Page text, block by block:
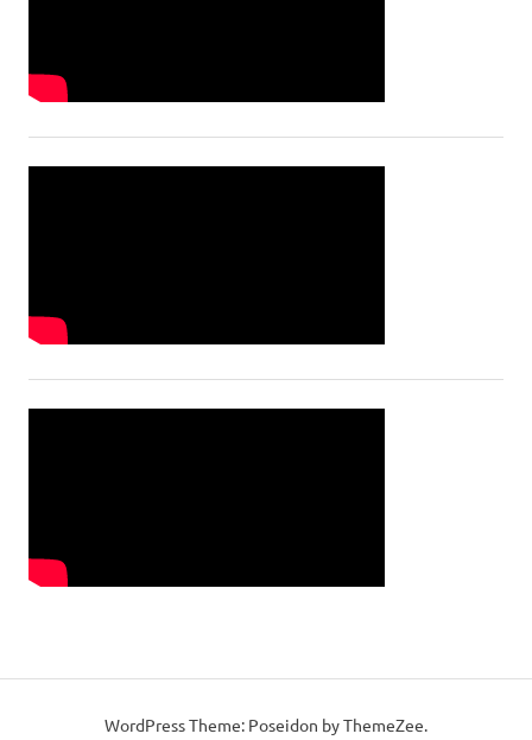
WordPress Theme: Poseidon by ThemeZee.